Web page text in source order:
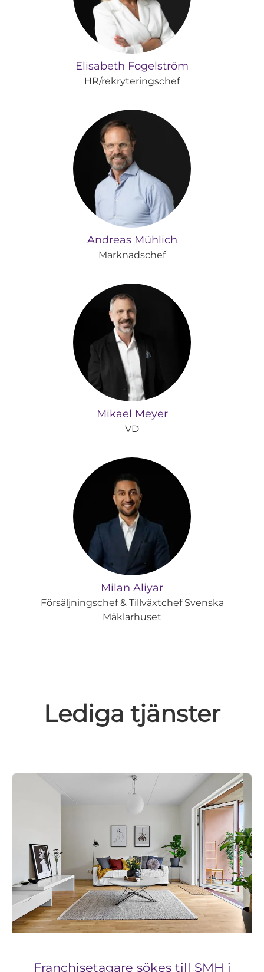
Elisabeth Fogelström
HR/rekryteringschef
Andreas Mühlich
Marknadschef
Mikael Meyer
VD
Milan Aliyar
Försäljningschef & Tillväxtchef Svenska
Mäklarhuset
Lediga tjänster
Franchisetagare sökes till SMH i